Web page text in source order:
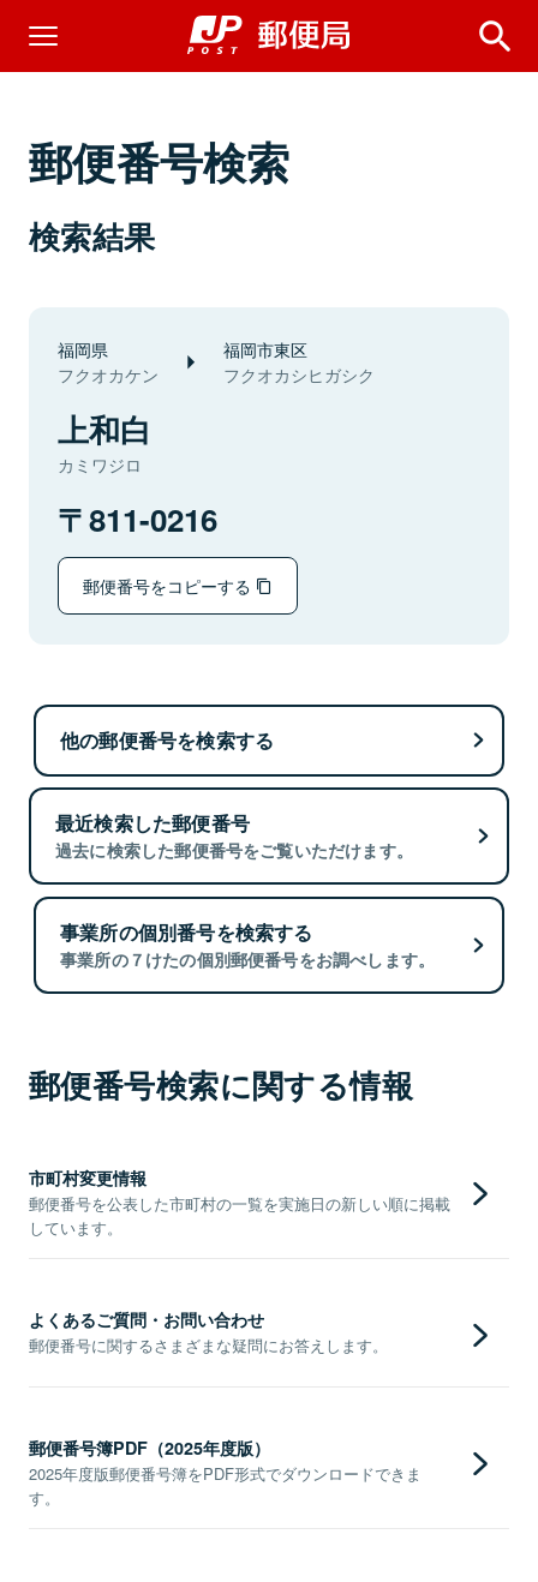
郵便番号検索
検索結果
福岡県
フクオカケン
福岡市東区
フクオカシヒガシク
上和白
カミワジロ
811-0216
郵便番号をコピーする
他の郵便番号を検索する
最近検索した郵便番号
過去に検索した郵便番号をご覧いただけます。
事業所の個別番号を検索する
事業所の７けたの個別郵便番号をお調べします。
郵便番号検索に関する情報
市町村変更情報
郵便番号を公表した市町村の一覧を実施日の新しい順に掲載
しています。
よくあるご質問・お問い合わせ
郵便番号に関するさまざまな疑問にお答えします。
郵便番号簿PDF（2025年度版）
2025年度版郵便番号簿をPDF形式でダウンロードできま
す。